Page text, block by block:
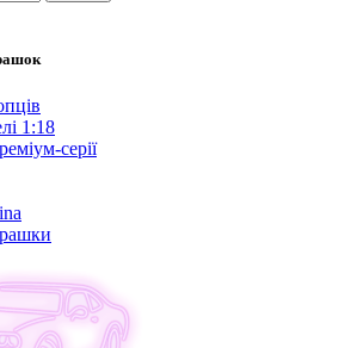
1:18
серії